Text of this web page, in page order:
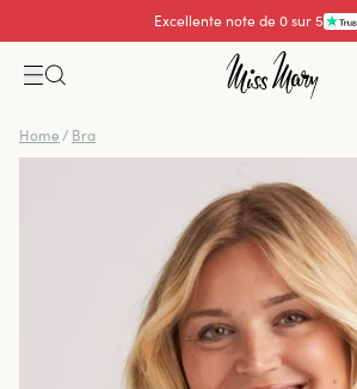
Excellente note de 0 sur 5
Home / Bra